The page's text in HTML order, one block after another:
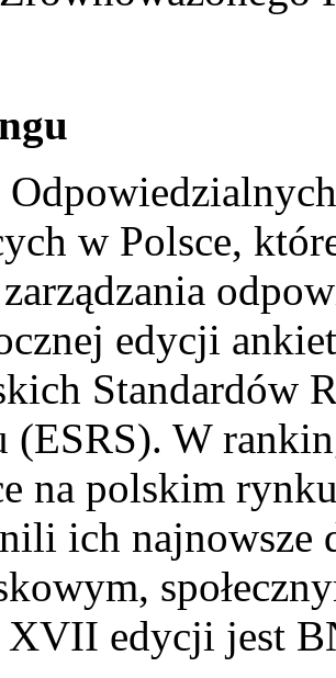
w Polsce,
edycji
Standardów
(ESRS). W
na polskim
ich najnowsze
XVII edycji jest